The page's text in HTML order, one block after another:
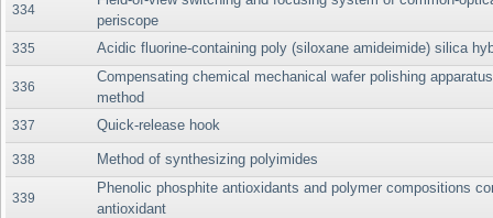
334
periscope
335 Acidic fluorine-containing poly (siloxane amideimide) silica
336
Compensating chemical mechanical wafer polishing
method
337 Quick-release hook
338 Method of synthesizing polyimides
339
Phenolic phosphite antioxidants and polymer compositions
antioxidant